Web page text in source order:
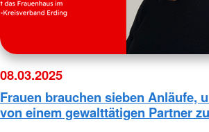
08.03.2025
Frauen brauchen sieben Anläufe,
von einem gewalttätigen Partner